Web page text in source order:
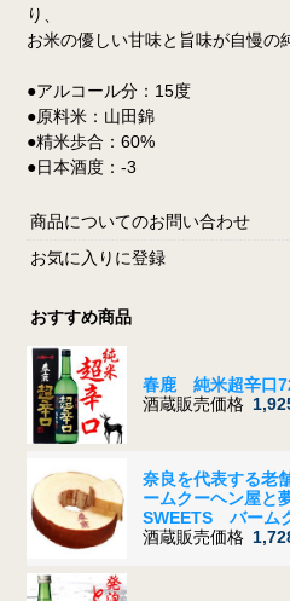
り、
お米の優しい甘味と旨味が自慢の
●アルコール分：15度
●原料米：山田錦
●精米歩合：60%
●日本酒度：-3
商品についてのお問い合わせ
お気に入りに登録
おすすめ商品
春鹿 純米超辛口
酒蔵販売価格
奈良を代表する老
ームクーヘン屋と
SWEETS バーム
酒蔵販売価格